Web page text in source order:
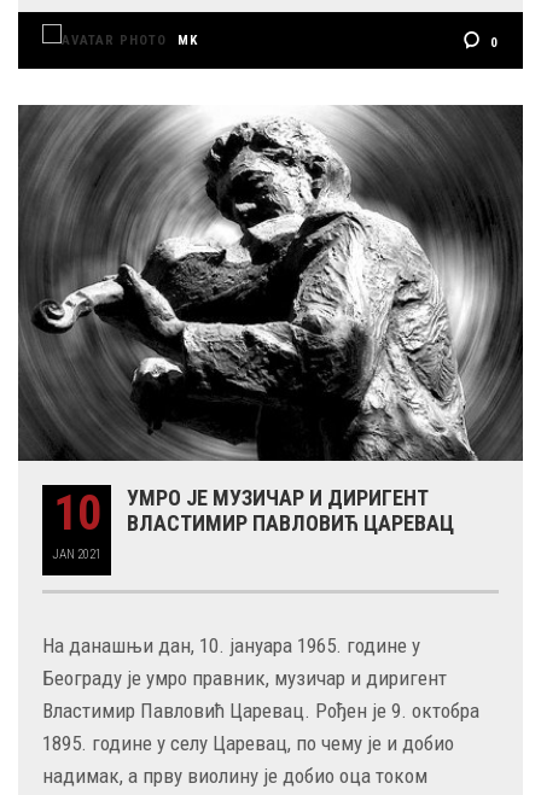
MK 0
10
JAN 2021
УМРО ЈЕ МУЗИЧАР И ДИРИГЕНТ
ВЛАСТИМИР ПАВЛОВИЋ ЦАРЕВАЦ
На данашњи дан, 10. јануара 1965. године у
Београду је умро правник, музичар и диригент
Властимир Павловић Царевац. Рођен је 9. октобра
1895. године у селу Царевац, по чему је и добио
надимак, а прву виолину је добио оца током